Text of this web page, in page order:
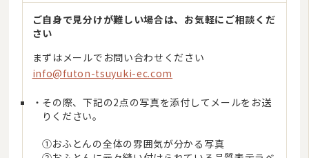
ご自身で見分けが難しい場合は、お気軽にご相談くだ
さい
まずはメールでお問い合わせください
info@futon-tsuyuki-ec.com
その際、下記の2点の写真を添付してメールをお送
りください。
①おふとんの全体の雰囲気が分かる写真